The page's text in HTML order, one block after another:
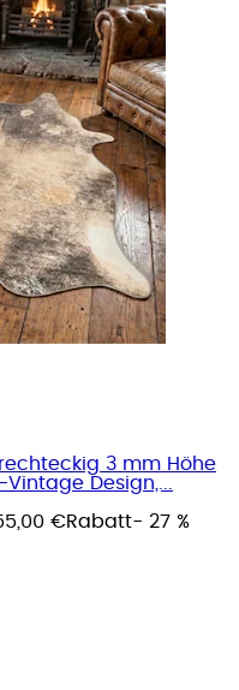
3 mm Höhe
Design,...
€Rabatt- 27 %